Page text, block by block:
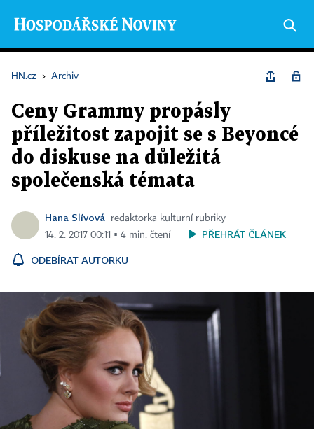
HN.cz › Archiv
Ceny Grammy propásly
příležitost zapojit se s Beyoncé
do diskuse na důležitá
společenská témata
Hana Slívová
redaktorka kulturní rubriky
14. 2. 2017 00:11 ▪ 4 min. čtení
PŘEHRÁT ČLÁNEK
ODEBÍRAT AUTORKU